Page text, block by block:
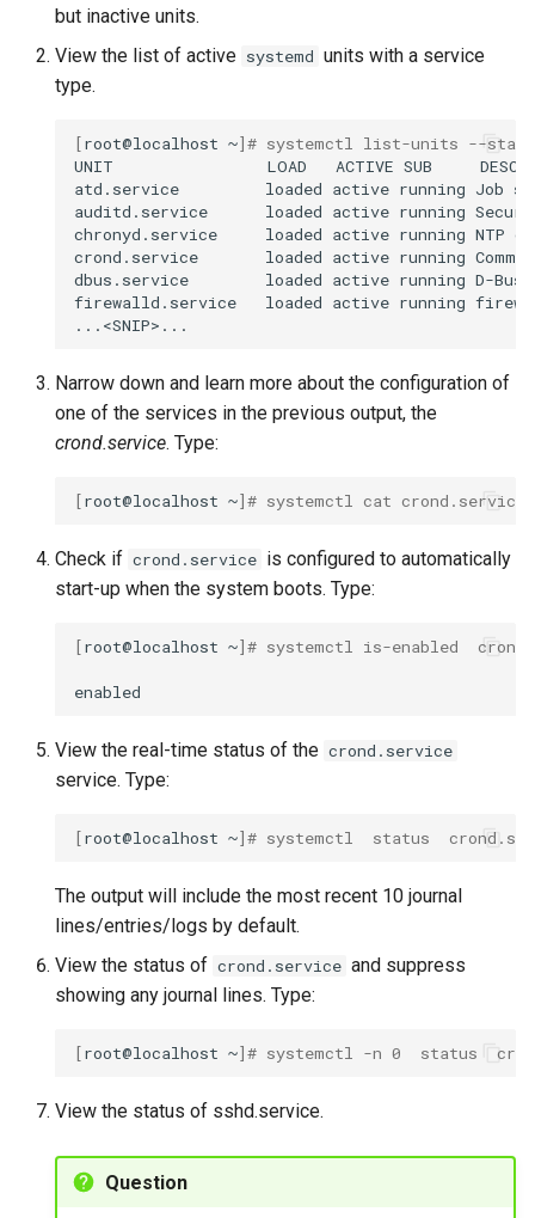
but inactive units.
View the list of active systemd units with a service
type.
[root@localhost ~]# systemctl list-units --
UNIT
LOAD ACTIVE SUB
atd.service
loaded active running Job
auditd.service
loaded active running
chronyd.service
loaded active running NTP
crond.service
loaded active running
dbus.service
loaded active running D-Bus
firewalld.service
loaded active running
Narrow down and learn more about the configuration of
one of the services in the previous output, the
crond.service. Type:
[root@localhost ~]# systemctl cat crond.service
Check if crond.service is configured to automatically
start-up when the system boots. Type:
[root@localhost ~]# systemctl is-enabled
View the real-time status of the crond.service
service. Type:
[root@localhost ~]# systemctl  status
The output will include the most recent 10 journal
lines/entries/logs by default.
View the status of crond.service and suppress
showing any journal lines. Type:
[root@localhost ~]# systemctl -n 0  status
View the status of sshd.service.
Question